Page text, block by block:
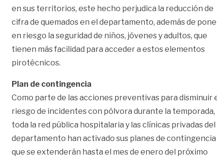
en sus territorios, este hecho perjudica la reducción de
cifra de quemados en el departamento, además de
en riesgo la seguridad de niños, jóvenes y adultos, que
tienen más facilidad para acceder a estos elementos
pirotécnicos.
Plan de contingencia
Como parte de las acciones preventivas para disminuir
riesgo de incidentes con pólvora durante la temporada,
toda la red pública hospitalaria y las clínicas privadas del
departamento han activado sus planes de contingencia
que se extenderán hasta el mes de enero del próximo